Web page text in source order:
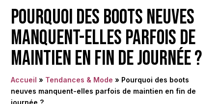
Pourquoi des boots neuves
manquent-elles parfois de
maintien en fin de journée ?
Accueil » Tendances & Mode » Pourquoi des boots
neuves manquent-elles parfois de maintien en fin de
journée ?